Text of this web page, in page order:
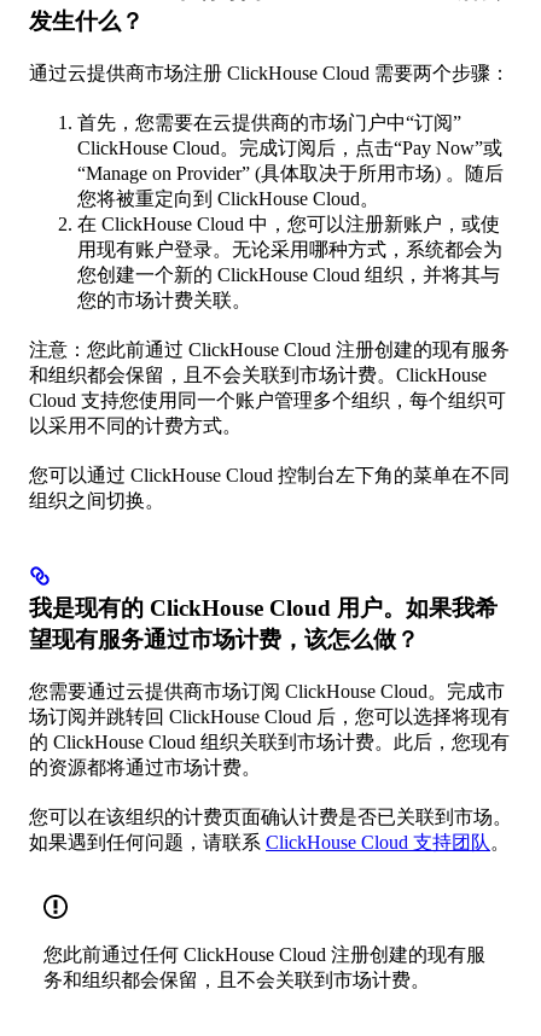
发生什么？​
通过云提供商市场注册 ClickHouse Cloud 需要两个步骤：
首先，您需要在云提供商的市场门户中“订阅”
ClickHouse Cloud。完成订阅后，点击“Pay Now”或
“Manage on Provider” (具体取决于所用市场) 。随后
您将被重定向到 ClickHouse Cloud。
在 ClickHouse Cloud 中，您可以注册新账户，或使
用现有账户登录。无论采用哪种方式，系统都会为
您创建一个新的 ClickHouse Cloud 组织，并将其与
您的市场计费关联。
注意：您此前通过 ClickHouse Cloud 注册创建的现有服务
和组织都会保留，且不会关联到市场计费。ClickHouse
Cloud 支持您使用同一个账户管理多个组织，每个组织可
以采用不同的计费方式。
您可以通过 ClickHouse Cloud 控制台左下角的菜单在不同
组织之间切换。
我是现有的 ClickHouse Cloud 用户。如果我希
望现有服务通过市场计费，该怎么做？​
您需要通过云提供商市场订阅 ClickHouse Cloud。完成市
场订阅并跳转回 ClickHouse Cloud 后，您可以选择将现有
的 ClickHouse Cloud 组织关联到市场计费。此后，您现有
的资源都将通过市场计费。
您可以在该组织的计费页面确认计费是否已关联到市场。
如果遇到任何问题，请联系 ClickHouse Cloud 支持团队 。
您此前通过任何 ClickHouse Cloud 注册创建的现有服
务和组织都会保留，且不会关联到市场计费。